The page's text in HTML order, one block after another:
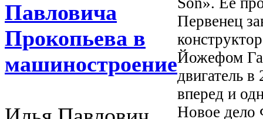
Павловича
Прокопьева в
машиностроение
Первенец
Йожефом
двигатель
вперед и
Новое дело